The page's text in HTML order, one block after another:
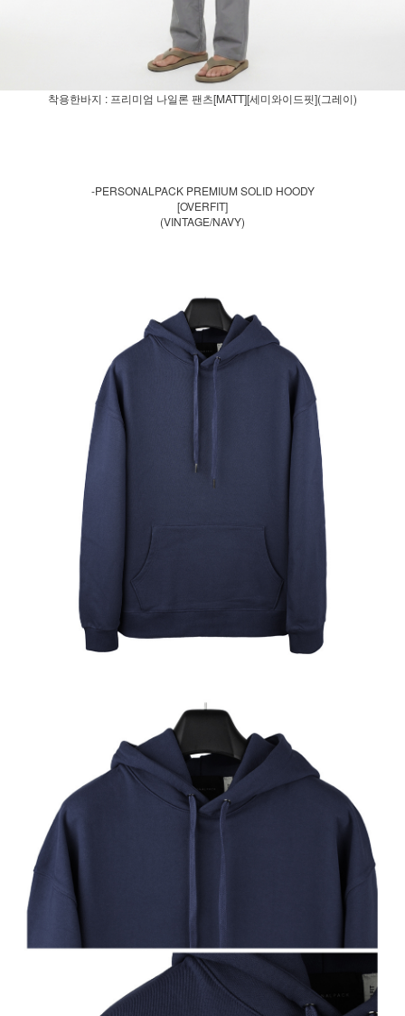
착용한바지 : 프리미엄 나일론 팬츠[MATT][세미와이드핏](그레이)
-PERSONALPACK PREMIUM SOLID HOODY
[OVERFIT]
(VINTAGE/NAVY)